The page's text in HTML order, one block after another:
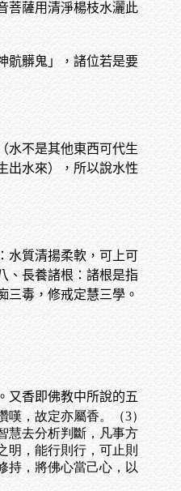
菩薩用清淨楊枝水灑此
骯髒鬼」，諸位若是要
水不是其他東西可代生
出水來），所以說水性
水質清揚柔軟，可上可
、長養諸根：諸根是指
三毒，修戒定慧三學。
又香即佛教中所說的五
，故定亦屬香。（3）
慧去分析判斷，凡事方
明，能行則行，可止則
持，將佛心當己心，以